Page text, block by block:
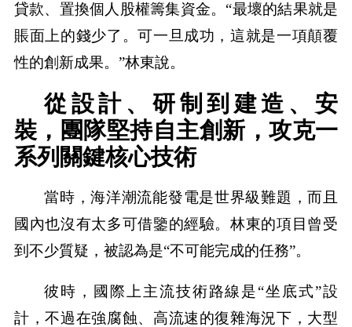
貸款、置換個人股權籌集資金。“最壞的結果就是
賬面上的錢少了。可一旦成功，這就是一項顛覆
性的創新成果。”林東說。
從設計、研制到建造、安
裝，團隊堅持自主創新，攻克一
系列關鍵核心技術
當時，海洋潮流能發電是世界級難題，而且
國內也沒有太多可借鑒的經驗。林東的項目曾受
到不少質疑，被認為是“不可能完成的任務”。
彼時，國際上主流技術路線是“坐底式”設
計，不過在強腐蝕、高流速的復雜海況下，大型